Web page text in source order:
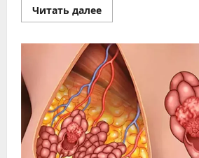
Читать далееПрочитать
больше
от
похмелья:
действенные
способы
быстрого
восстановления